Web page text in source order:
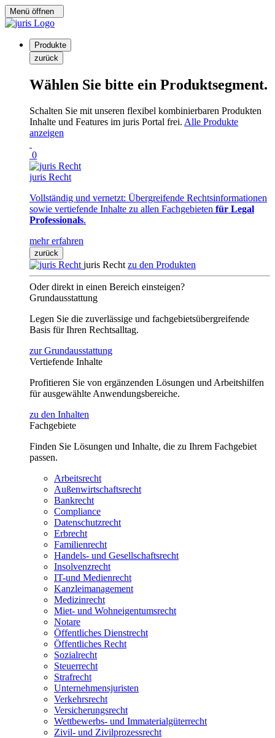
Menü öffnen
Produkte
zurück
Wählen Sie bitte ein Produktsegment.
Schalten Sie mit unseren flexibel kombinierbaren Produkten
Inhalte und Features im juris Portal frei. Alle Produkte
anzeigen
0
juris Recht
Vollständig und vernetzt: Übergreifende Rechtsinformationen
sowie vertiefende Inhalte zu allen Fachgebieten für Legal
Professionals.
mehr erfahren
zurück
juris Recht zu den Produkten
Oder direkt in einen Bereich einsteigen?
Grundausstattung
Legen Sie die zuverlässige und fachgebietsübergreifende
Basis für Ihren Rechtsalltag.
zur Grundausstattung
Vertiefende Inhalte
Profitieren Sie von ergänzenden Lösungen und Arbeitshilfen
für ausgewählte Anwendungsbereiche.
zu den Inhalten
Fachgebiete
Finden Sie Lösungen und Inhalte, die zu Ihrem Fachgebiet
passen.
Arbeitsrecht
Außenwirtschaftsrecht
Bankrecht
Compliance
Datenschutzrecht
Erbrecht
Familienrecht
Handels- und Gesellschaftsrecht
Insolvenzrecht
IT-und Medienrecht
Kanzleimanagement
Medizinrecht
Miet- und Wohneigentumsrecht
Notare
Öffentliches Dienstrecht
Öffentliches Recht
Sozialrecht
Steuerrecht
Strafrecht
Unternehmensjuristen
Verkehrsrecht
Versicherungsrecht
Wettbewerbs- und Immaterialgüterrecht
Zivil- und Zivilprozessrecht